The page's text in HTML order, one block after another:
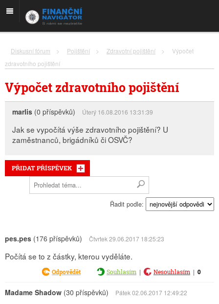
Diskusní fórum > Pojištění > Zdravotní pojištění >
Výpočet
zdravotního pojištění
Výpočet zdravotního pojištění
marlis (0 příspěvků) Úterý 16.08.2016 13:31:39
Jak se vypočítá výše zdravotního pojištění? U
zaměstnanců, brigádníků či OSVČ?
PŘIDAT PŘÍSPĚVEK
Řadit podle:
pes.pes (176 příspěvků) Čtvrtek 29.06.2017 18:25:23
Počítá se to z částky, kterou vyděláte.
Odpovědět Souhlasím | Nesouhlasím | 0
Madame Shadow (30 příspěvků) Pátek 02.06.2017 12:49:22